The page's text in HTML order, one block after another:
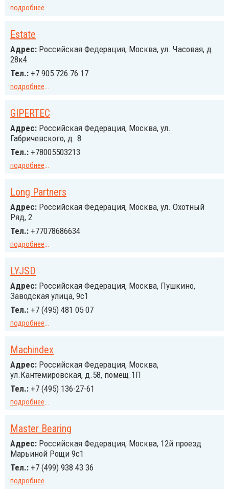
подробнее...
Estate
Адрес: Российcкая Федерация, Москва, ул. Часовая, д.
28к4
Тел.: +7 905 726 76 17
подробнее...
GIPERTEC
Адрес: Российcкая Федерация, Москва, ул.
Габричевского, д. 8
Тел.: +78005503213
подробнее...
Long Partners
Адрес: Российcкая Федерация, Москва, ул. Охотный
Ряд, 2
Тел.: +77078686634
подробнее...
LYJSD
Адрес: Российcкая Федерация, Москва, Пушкино,
Заводская улица, 9с1
Тел.: +7 (495) 481 05 07
подробнее...
Machindex
Адрес: Российcкая Федерация, Москва,
ул.Кантемировская, д.58, помещ.1П
Тел.: +7 (495) 136-27-61
подробнее...
Master Bearing
Адрес: Российcкая Федерация, Москва, 12й проезд
Марьиной Рощи 9с1
Тел.: +7 (499) 938 43 36
подробнее...